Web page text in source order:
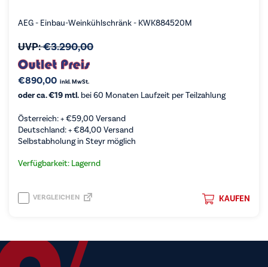
AEG - Einbau-Weinkühlschränk - KWK884520M
UVP:€3.290,00
€890,00 inkl. MwSt.
oder ca. €19 mtl. bei 60 Monaten Laufzeit per Teilzahlung
Österreich: +€59,00 Versand
Deutschland: +€84,00 Versand
Selbstabholung in Steyr möglich
Verfügbarkeit: Lagernd
KAUFEN
VERGLEICHEN